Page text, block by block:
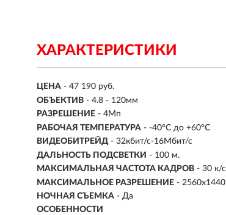
ХАРАКТЕРИСТИКИ
ЦЕНА - 47 190 руб.
ОБЪЕКТИВ - 4.8 - 120мм
РАЗРЕШЕНИЕ - 4Мп
РАБОЧАЯ ТЕМПЕРАТУРА - -40°C до +60°C
ВИДЕОБИТРЕЙД - 32кбит/с-16Мбит/с
ДАЛЬНОСТЬ ПОДСВЕТКИ - 100 м.
МАКСИМАЛЬНАЯ ЧАСТОТА КАДРОВ - 30 к/с
МАКСИМАЛЬНОЕ РАЗРЕШЕНИЕ - 2560x1440
НОЧНАЯ СЪЕМКА - Да
ОСОБЕННОСТИ